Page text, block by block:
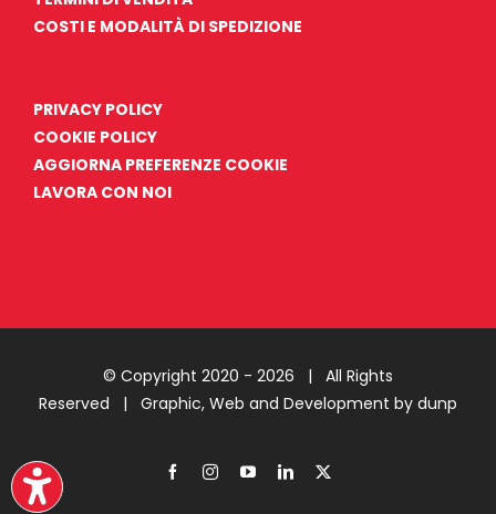
COSTI E MODALITÀ DI SPEDIZIONE
PRIVACY POLICY
COOKIE POLICY
AGGIORNA PREFERENZE COOKIE
LAVORA CON NOI
© Copyright 2020 - 2026 | All Rights
Reserved | Graphic, Web and Development by dunp
FacebookInstagramYouTubeLinkedIn